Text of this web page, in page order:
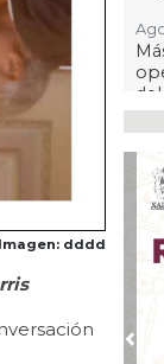
Imagen: dddd